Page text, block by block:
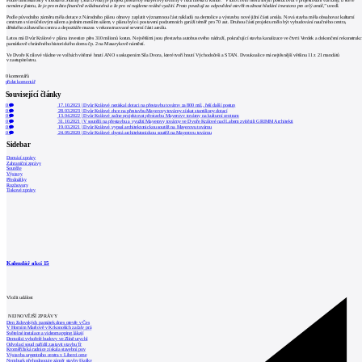
nemáme jistotu, že je pro město finančně zvládnutelná a že pro ni najdeme reálné využití. Proto považuji za odpovědné otevřít možnost hledání investora pro celý areál,"uvedl.
Podle původního záměru měla dotace z Národního plánu obnovy zaplatit významnou část nákladů na demolice a výstavbu nové jižní části areálu. Nová stavba měla obsahovat kulturní
centrum s víceúčelovým sálem a jedním menším sálem, v plánu bylo i postavení podzemních garáží téměř pro 70 aut. Druhou částí projektu mělo být vybudování naučného centra,
dětského zábavního centra a depozitáře muzea v rekonstruované severní části areálu.
Letos má Dvůr Králové v plánu investice přes 310 milionů korun. Největšími jsou přestavba autobusového nádraží, pokračující stavba kanalizace ve čtvrti Verdek a dokončení
památkově chráněného historického domu čp. 2 na Masarykově náměstí.
Ve Dvoře Králové vládne ve volbách vítězné hnutí ANO s uskupením Síla Dvora, které tvoří hnutí Východočeši a STAN. Dvoukoalice má nejtěsnější většinu 11 z 21 mandátů
v zastupitelstvu.
0komentářů
přidat komentář
Související články
0 17.10.2023 |Dvůr Králové nezískal dotaci na přestavbu továrny za 800 mil., řeší další postup
0
28.03.2023 |Dvůr Králové chce na přestavbu Mayerovy továrny získat stamiliony dotací
0
13.04.2022 |Dvůr Králové začne projektovat přestavbu Mayerovy továrny na kulturní centrum
0
31.10.2021 |V soutěži na přestavbu a využití Mayerovy továrny ve Dvoře Králové nad Labem zvítězili GRIMM Architekti
0
19.03.2021 |Dvůr Králové vypsal architektonickou soutěž na Mayerovu továrnu
0
24.09.2020 |Dvůr Králové chystá architektonickou soutěž na Mayerovu továrnu
Sidebar
Domácí zprávy
Zahraniční zprávy
Soutěže
Výstavy
Přednášky
Rozhovory
Tiskové zprávy
Kalendář akcí 15
Vložit událost
NEJNOVĚJŠÍ ZPRÁVY
Den židovských památek dnes otevře v Čes
V Horním Maršově v Krkonoších začaly prá
Světelné instalace a videomapping lákají
Demolici vyhořelé budovy ve Zlíně urychl
Odvolací soud nařídil zastavit stavbu Tr
Kroměřížská radnice získala stavební pov
Výstavba urgentního centra v Liberci ome
Nymburk přehodnocuje záměr stavby školky